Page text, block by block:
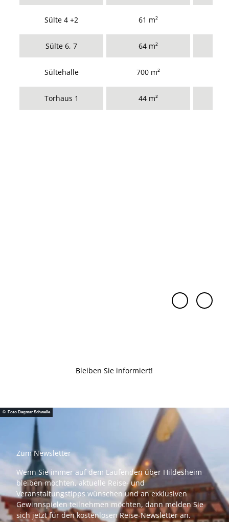
Sülte 4 +2 61 m²
Sülte 6, 7 64 m²
Sültehalle 700 m²
Torhaus 1 44 m²
Bleiben Sie informiert!
© Foto Dagmar Schwelle
Zum Newsletter
Wenn Sie immer auf dem Laufenden über Hildesheim
bleiben möchten, aktuelle Reise- und
Veranstaltungstipps wünschen und an exklusiven
Gewinnspielen teilnehmen möchten, dann melden Sie
sich jetzt für den kostenlosen Reise-Newsletter an.